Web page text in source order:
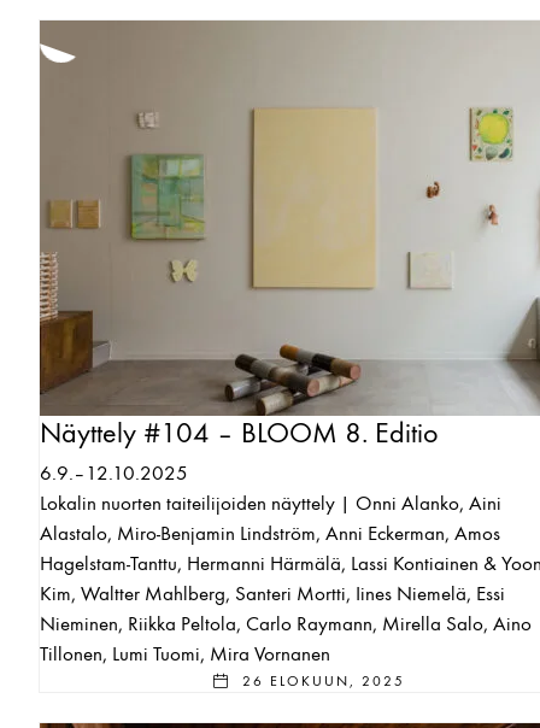
Näyttely #104 – BLOOM 8. Editio
6.9.–12.10.2025
Lokalin nuorten taiteilijoiden näyttely | Onni Alanko, Aini
Alastalo, Miro-Benjamin Lindström, Anni Eckerman, Amos
Hagelstam-Tanttu, Hermanni Härmälä, Lassi Kontiainen &
Kim, Waltter Mahlberg, Santeri Mortti, Iines Niemelä, Essi
Nieminen, Riikka Peltola, Carlo Raymann, Mirella Salo, Aino
Tillonen, Lumi Tuomi, Mira Vornanen
26 ELOKUUN, 2025